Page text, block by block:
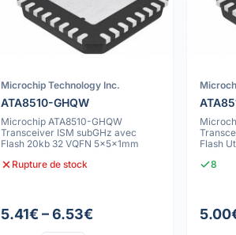
Microchip Technology Inc.
ATA8510-GHQW
Microchip ATA8510-GHQW
Transceiver ISM subGHz avec
Flash 20kb 32 VQFN 5x5x1mm
Rupture de stock
5.41€ – 6.53€
Flash
8